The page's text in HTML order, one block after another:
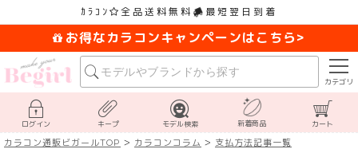
ｶﾗｺﾝ 全品送料無料 最短翌日到着
お得なカラコンキャンペーンはこちら>
カテゴリ
ログイン キープ モデル検索 新着商品 カート
カラコン通販ビガールTOP カラコンコラム 支払方法記事一覧